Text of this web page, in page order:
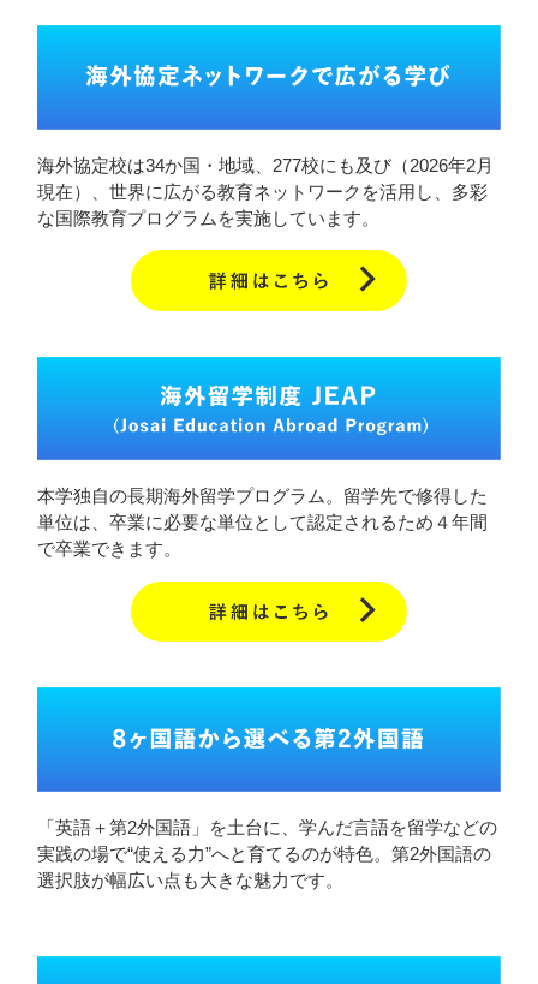
海外協定校は34か国・地域、277校にも及び（2026年2月
現在）、世界に広がる教育ネットワークを活用し、多彩
な国際教育プログラムを実施しています。
本学独自の長期海外留学プログラム。留学先で修得した
単位は、卒業に必要な単位として認定されるため４年間
で卒業できます。
「英語＋第2外国語」を土台に、学んだ言語を留学などの
実践の場で“使える力”へと育てるのが特色。第2外国語の
選択肢が幅広い点も大きな魅力です。